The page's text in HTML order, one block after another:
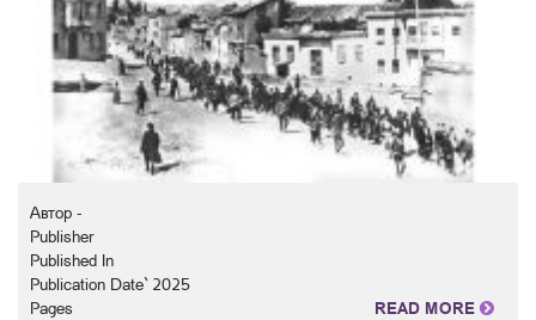
Автор -
Publisher
Published In
Publication Date` 2025
Pages
READ MORE